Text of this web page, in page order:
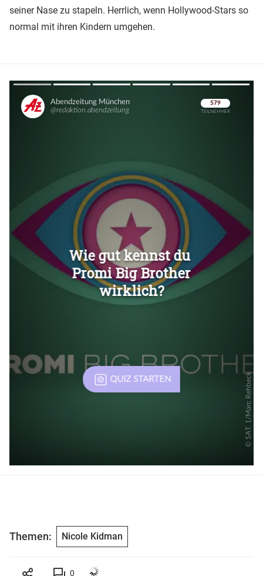
seiner Nase zu stapeln. Herrlich, wenn Hollywood-Stars so
normal mit ihren Kindern umgehen.
Überspringen
Überspringen
Themen: Nicole Kidman
0